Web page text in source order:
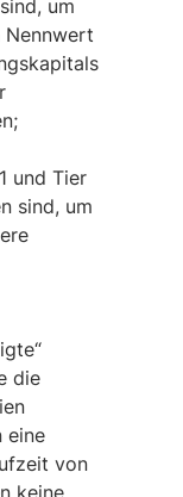
um
Nennwert
und Tier
sind, um
die
eine
von
keine